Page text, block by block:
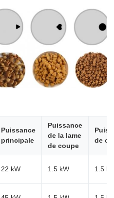
Puissance
principale
Puissance
de la lame
de coupe
de
22 kW 1.5 kW 1.5